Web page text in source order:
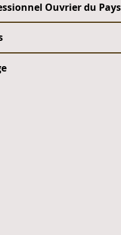
Ouvrier du